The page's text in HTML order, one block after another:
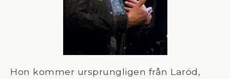
Hon kommer ursprungligen från Laröd,